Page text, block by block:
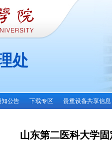
处
知公告 下载专区 贵重设备共享信息
山东第二医科大学